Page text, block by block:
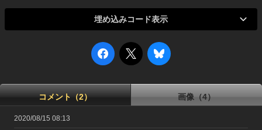
埋め込みコード表示
コメント（2） 画像（4）
2020/08/15 08:13